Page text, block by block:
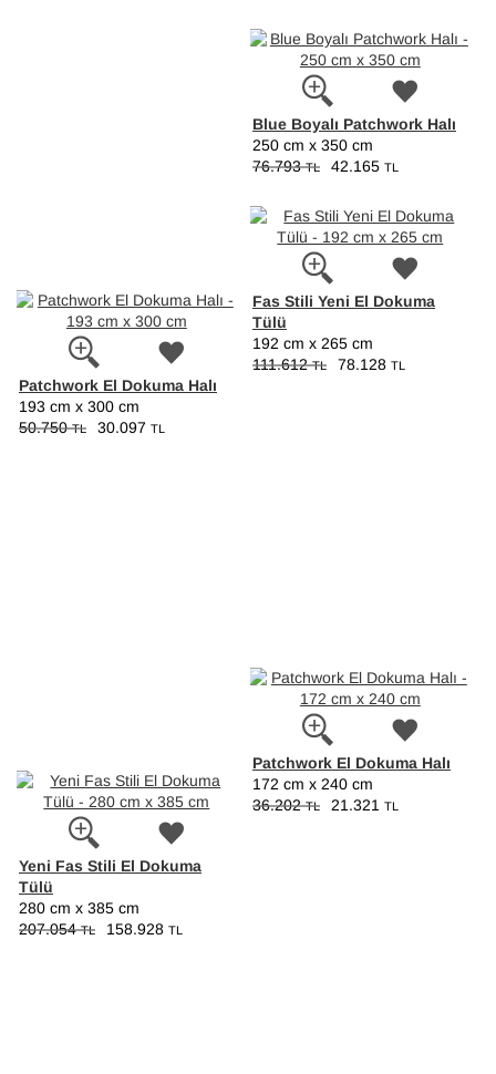
Blue Boyalı Patchwork Halı
250 cm x 350 cm
76.793TL 42.165 TL
Fas Stili Yeni El Dokuma
Tülü
192 cm x 265 cm
111.612TL 78.128 TL
Patchwork El Dokuma Halı
193 cm x 300 cm
50.750TL 30.097 TL
Patchwork El Dokuma Halı
172 cm x 240 cm
36.202TL 21.321 TL
Yeni Fas Stili El Dokuma
Tülü
280 cm x 385 cm
207.054TL 158.928 TL